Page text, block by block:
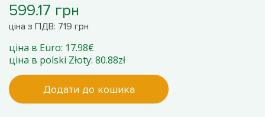
599.17 грн
ціна з ПДВ: 719 грн
ціна в Euro: 17.98€
ціна в polski Złoty: 80.88zł
Додати до кошика